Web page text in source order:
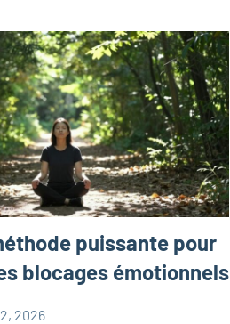
puissante pour
blocages émotionnels
2026